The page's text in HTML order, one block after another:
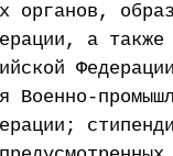
органов,
а также
Военно-